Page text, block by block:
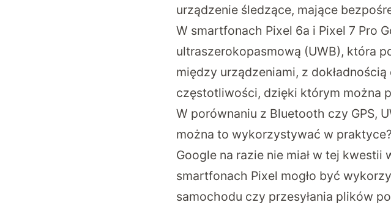
urządzenie śledzące, mające
W smartfonach Pixel 6a i Pixel 7 Pro
ultraszerokopasmową (UWB), która
między urządzeniami, z
częstotliwości, dzięki którym można
W porównaniu z Bluetooth czy GPS,
można to wykorzystywać w praktyce?
Google na razie nie miał w tej
smartfonach Pixel mogło być
samochodu czy przesyłania plików